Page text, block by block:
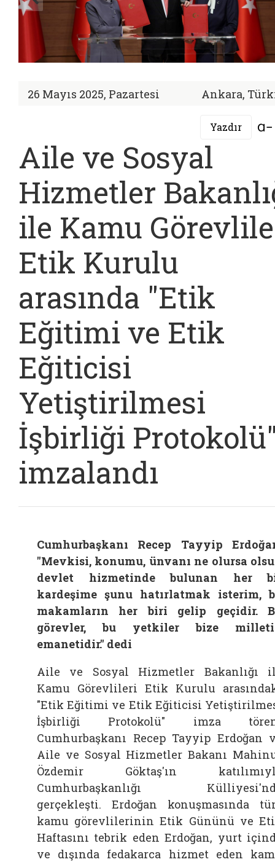
26 Mayıs 2025, Pazartesi Ankara,
Yazdır
Aile ve Sosyal
Hizmetler
ile Kamu
Etik Kurulu
arasında "Etik
Eğitimi ve Etik
Eğiticisi
Yetiştirilmesi
İşbirliği
imzalandı
Cumhurbaşkanı Recep Tayyip
"Mevkisi, konumu, ünvanı ne olursa
devlet hizmetinde bulunan her
kardeşime şunu hatırlatmak isterim,
makamların her biri gelip geçidir.
görevler, bu yetkiler bize
emanetidir." dedi
Aile ve Sosyal Hizmetler Bakanlığı
Kamu Görevlileri Etik Kurulu
"Etik Eğitimi ve Etik Eğiticisi
İşbirliği Protokolü" imza
Cumhurbaşkanı Recep Tayyip Erdoğan
Aile ve Sosyal Hizmetler Bakanı
Özdemir Göktaş'ın
Cumhurbaşkanlığı
gerçekleşti. Erdoğan konuşmasında
kamu görevlilerinin Etik Gününü ve
Haftasını tebrik eden Erdoğan, yurt
ve dışında fedakarca hizmet eden